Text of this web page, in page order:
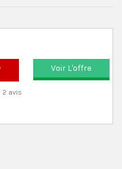
2 avis
Voir L'offre